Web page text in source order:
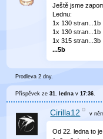
Ještě jsme
Lednu:
1x 130 stran...1b
1x 130 stran...1b
1x 315 stran...3b
...5b
Prodleva 2 dny.
Příspěvek ze31. ledna v17:36.
Cirilla12 v
Od 22. ledna to